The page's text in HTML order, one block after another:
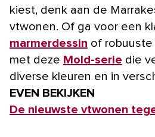
kiest, denk aan de
vtwonen. Of ga voor een
marmerdessin of robuuste
met deze Mold-serie die
diverse kleuren en in
EVEN BEKIJKEN
De nieuwste vtwonen